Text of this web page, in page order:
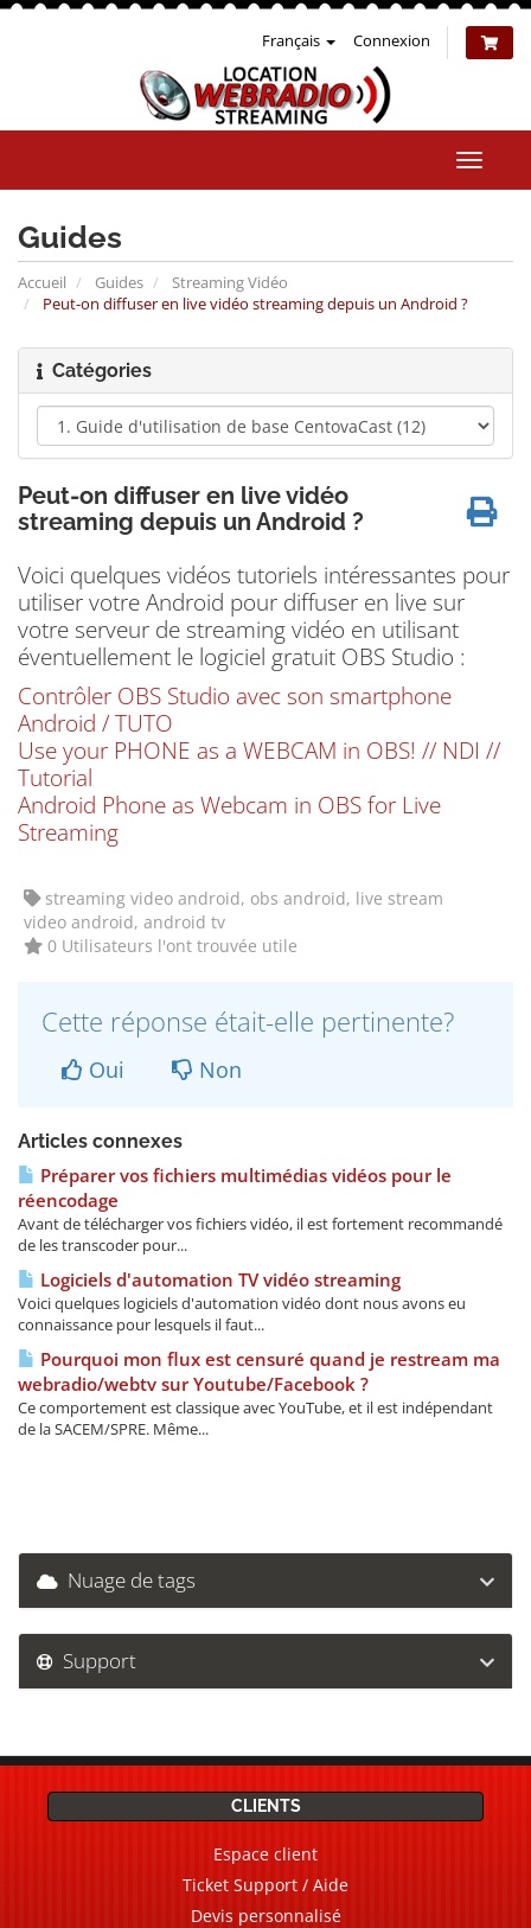
Français Connexion
la
Guides
Accueil Guides
Streaming Vidéo
Peut-on diffuser en live vidéo streaming depuis un Android ?
Catégories
Peut-on diffuser en live vidéo
streaming depuis un Android ?
Voici quelques vidéos tutoriels intéressantes pour
utiliser votre Android pour diffuser en live sur
votre serveur de streaming vidéo en utilisant
éventuellement le logiciel gratuit OBS Studio :
Contrôler OBS Studio avec son smartphone
Android / TUTO
Use your PHONE as a WEBCAM in OBS! // NDI //
Tutorial
Android Phone as Webcam in OBS for Live
Streaming
streaming video android, obs android, live stream
video android, android tv
0 Utilisateurs l'ont trouvée utile
Cette réponse était-elle pertinente?
Oui Non
Articles connexes
Préparer vos fichiers multimédias vidéos pour le
réencodage
Avant de télécharger vos fichiers vidéo, il est fortement recommandé
de les transcoder pour...
Logiciels d'automation TV vidéo streaming
Voici quelques logiciels d'automation vidéo dont nous avons eu
connaissance pour lesquels il faut...
Pourquoi mon flux est censuré quand je restream ma
webradio/webtv sur Youtube/Facebook ?
Ce comportement est classique avec YouTube, et il est indépendant
de la SACEM/SPRE. Même...
Nuage de tags
Support
CLIENTS
Espace client
Ticket Support / Aide
Devis personnalisé